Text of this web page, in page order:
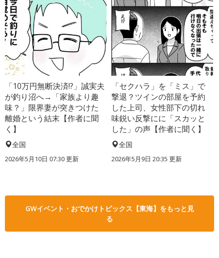
「10万円無断決済!?」誠実夫
が釣り沼へ→「家族より趣
味？」限界妻が突きつけた
離婚という結末【作者に聞
く】
全国
2026年5月10日 07:30 更新
「セクハラ」を「ミス」で
撃退？ツインの部屋を予約
した上司、女性部下の切れ
味鋭い反撃にに「スカッと
した」の声【作者に聞く】
全国
2026年5月9日 20:35 更新
GWイベント・おでかけトピックス【東海】をもっと見
る